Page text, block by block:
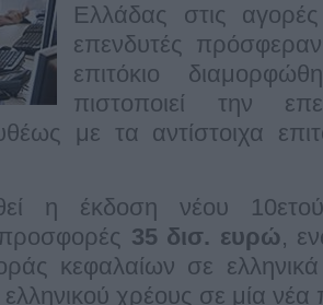
Ελλάδας στις
επενδυτές πρόσφεραν
επιτόκιο
πιστοποιεί την
με τα αντίστοιχα
η έκδοση νέου
35 δισ. ευρώ,
κεφαλαίων σε
ελληνικού χρέους σε μία νέα